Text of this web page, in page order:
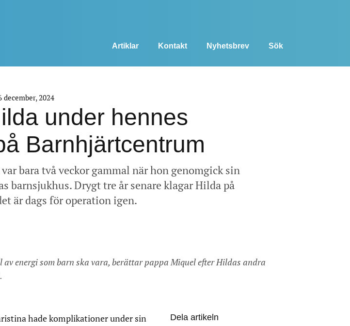
Artiklar Kontakt Nyhetsbrev Sök
december, 2024
under hennes
Barnhjärtcentrum
bara två veckor gammal när hon genomgick sin
barnsjukhus. Drygt tre år senare klagar Hilda på
är dags för operation igen.
energi som barn ska vara, berättar pappa Miquel efter Hildas andra
hade komplikationer under sin
Dela artikeln